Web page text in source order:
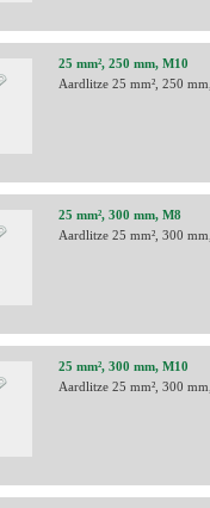
25 mm², 250 mm, M10
Aardlitze 25 mm², 250
25 mm², 300 mm, M8
Aardlitze 25 mm², 300
25 mm², 300 mm, M10
Aardlitze 25 mm², 300